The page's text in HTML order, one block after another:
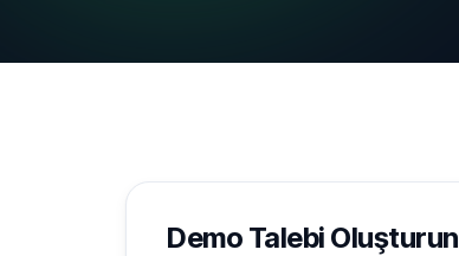
Demo Talebi Oluşturun